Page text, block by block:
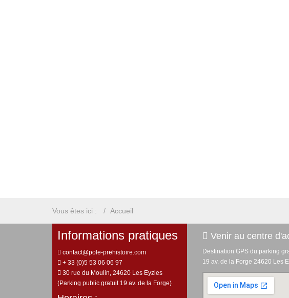
Vous êtes ici : Accueil
Informations pratiques
contact@pole-prehistoire.com
+ 33 (0)5 53 06 06 97
30 rue du Moulin, 24620 Les Eyzies
(Parking public gratuit 19 av. de la Forge)
Venir au centre
Destination GPS du parking
19 av. de la Forge 24620 Les